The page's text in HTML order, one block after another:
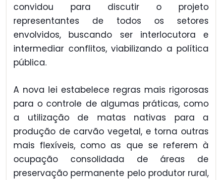
convidou para discutir o projeto
representantes de todos os setores
envolvidos, buscando ser interlocutora e
intermediar conflitos, viabilizando a política
pública.
A nova lei estabelece regras mais rigorosas
para o controle de algumas práticas, como
a utilização de matas nativas para a
produção de carvão vegetal, e torna outras
mais flexíveis, como as que se referem à
ocupação consolidada de áreas de
preservação permanente pelo produtor rural,